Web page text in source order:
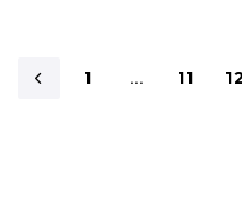
1 … 11 12